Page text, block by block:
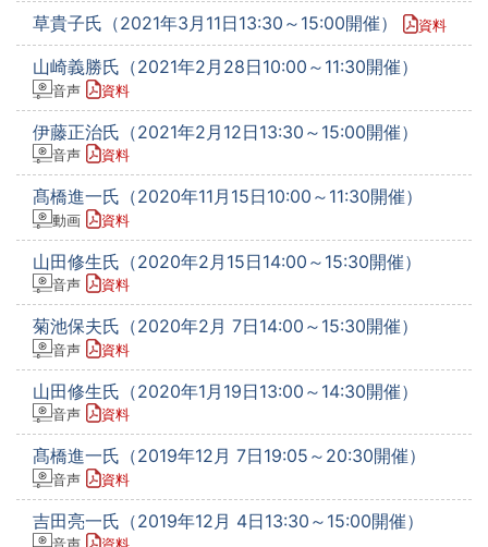
草貴子氏（2021年3月11日13:30～15:00開催） 資料
山崎義勝氏（2021年2月28日10:00～11:30開催）
音声 資料
伊藤正治氏（2021年2月12日13:30～15:00開催）
音声 資料
髙橋進一氏（2020年11月15日10:00～11:30開催）
動画 資料
山田修生氏（2020年2月15日14:00～15:30開催）
音声 資料
菊池保夫氏（2020年2月 7日14:00～15:30開催）
音声 資料
山田修生氏（2020年1月19日13:00～14:30開催）
音声 資料
髙橋進一氏（2019年12月 7日19:05～20:30開催）
音声 資料
吉田亮一氏（2019年12月 4日13:30～15:00開催）